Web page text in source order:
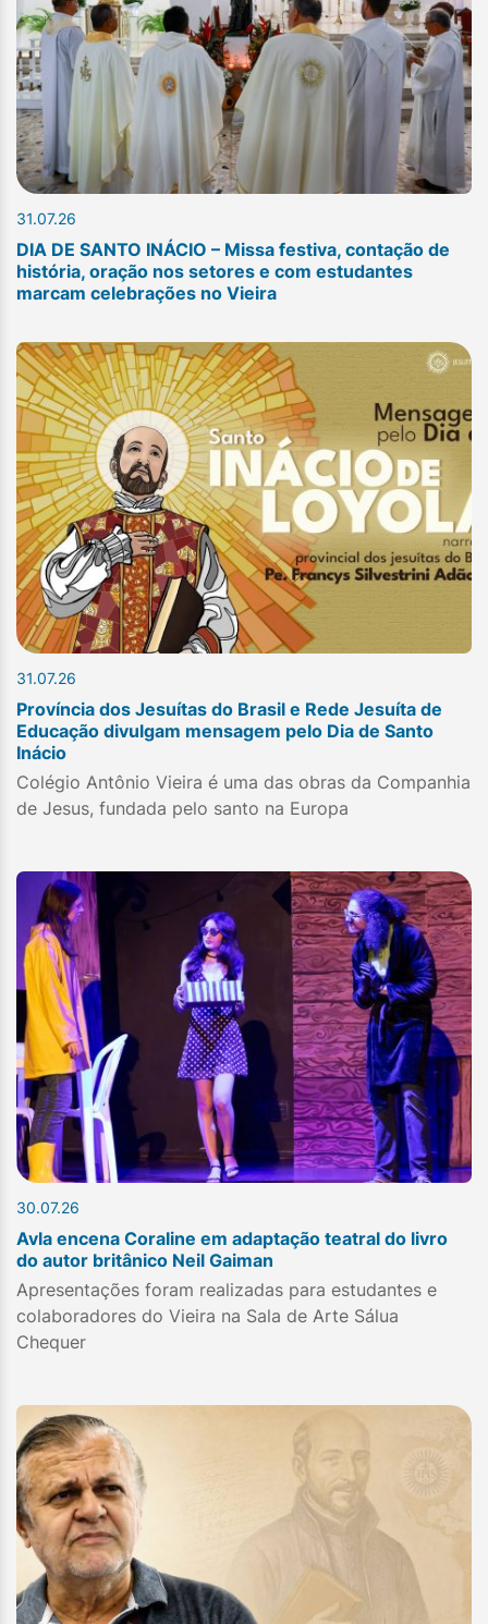
31.07.26
DIA DE SANTO INÁCIO – Missa festiva, contação de
história, oração nos setores e com estudantes
marcam celebrações no Vieira
31.07.26
Província dos Jesuítas do Brasil e Rede Jesuíta de
Educação divulgam mensagem pelo Dia de Santo
Inácio
Colégio Antônio Vieira é uma das obras da Companhia
de Jesus, fundada pelo santo na Europa
30.07.26
Avla encena Coraline em adaptação teatral do livro
do autor britânico Neil Gaiman
Apresentações foram realizadas para estudantes e
colaboradores do Vieira na Sala de Arte Sálua
Chequer